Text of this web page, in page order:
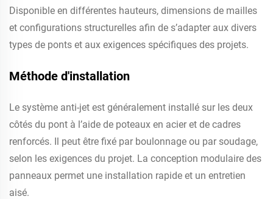
Disponible en différentes hauteurs, dimensions de mailles
et configurations structurelles afin de s’adapter aux divers
types de ponts et aux exigences spécifiques des projets.
Méthode d'installation
Le système anti-jet est généralement installé sur les deux
côtés du pont à l’aide de poteaux en acier et de cadres
renforcés. Il peut être fixé par boulonnage ou par soudage,
selon les exigences du projet. La conception modulaire des
panneaux permet une installation rapide et un entretien
aisé.